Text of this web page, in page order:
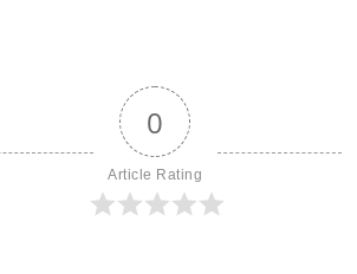
0
Article Rating